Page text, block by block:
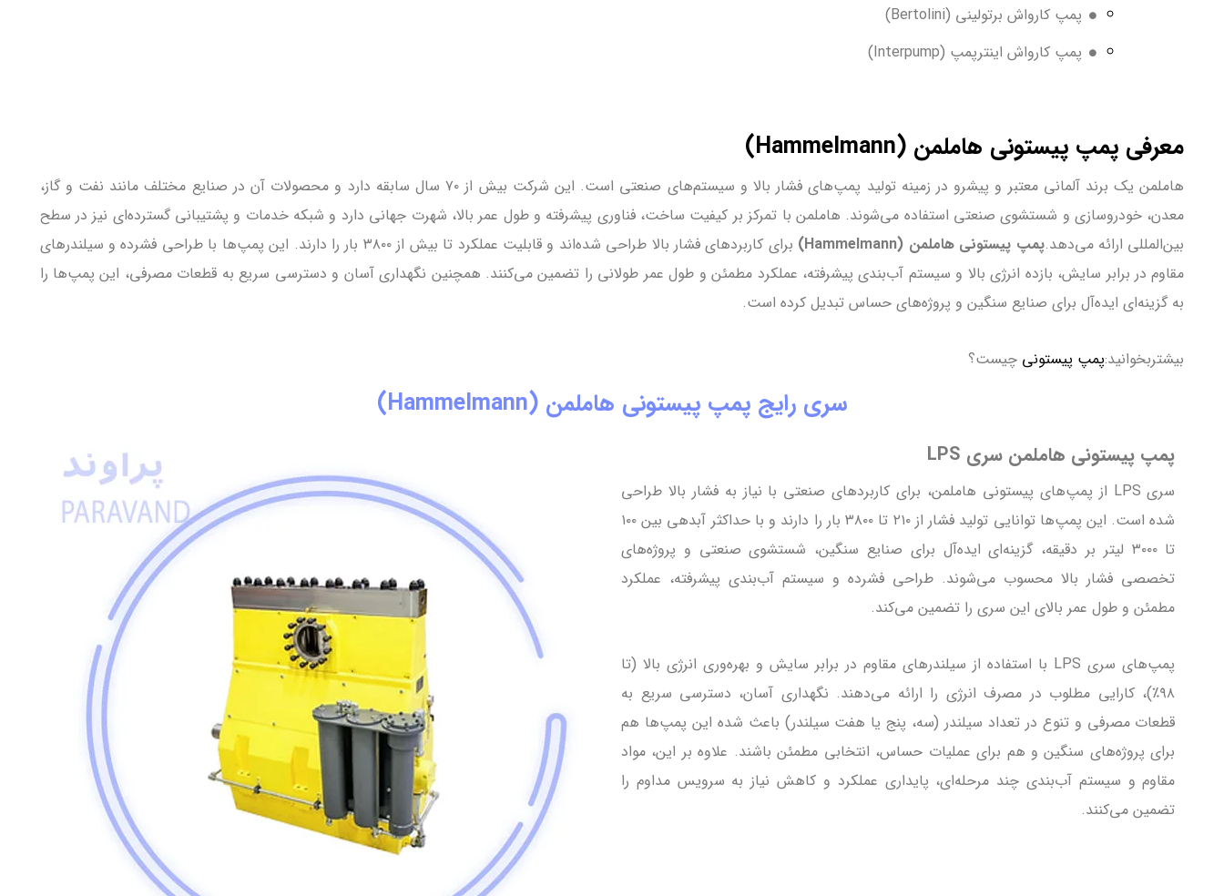
پمپ کارواش برتولینی (Bertolini)
پمپ کارواش اینترپمپ (Interpump)
معرفی پمپ پیستونی هاملمن (Hammelmann)
هاملمن یک برند آلمانی معتبر و پیشرو در زمینه تولید پمپ‌های فشار بالا و سیستم‌های صنعتی است. این شرکت بیش از ۷۰ سال سابقه دارد و محصولات آن در صنایع مختلف مانند نفت و گاز،
معدن، خودروسازی و شستشوی صنعتی استفاده می‌شوند. هاملمن با تمرکز بر کیفیت ساخت، فناوری پیشرفته و طول عمر بالا، شهرت جهانی دارد و شبکه خدمات و پشتیبانی گسترده‌ای نیز در سطح
بین‌المللی ارائه می‌دهد.پمپ پیستونی هاملمن (Hammelmann)
برای کاربردهای فشار بالا طراحی شده‌اند و قابلیت عملکرد تا بیش از ۳۸۰۰ بار را دارند. این پمپ‌ها با طراحی فشرده و سیلندرهای
مقاوم در برابر سایش، بازده انرژی بالا و سیستم آب‌بندی پیشرفته، عملکرد مطمئن و طول عمر طولانی را تضمین می‌کنند. همچنین نگهداری آسان و دسترسی سریع به قطعات مصرفی، این پمپ‌ها را
به گزینه‌ای ایده‌آل برای صنایع سنگین و پروژه‌های حساس تبدیل کرده است.
بیشتربخوانید:پمپ پیستونی چیست؟
سری رایج پمپ پیستونی هاملمن (Hammelmann)
پمپ پیستونی هاملمن سری LPS
سری LPS از پمپ‌های پیستونی هاملمن، برای کاربردهای صنعتی با نیاز به فشار بالا طراحی
شده است. این پمپ‌ها توانایی تولید فشار از ۲۱۰ تا ۳۸۰۰ بار را دارند و با حداکثر آبدهی بین ۱۰۰
تا ۳۰۰۰ لیتر بر دقیقه، گزینه‌ای ایده‌آل برای صنایع سنگین، شستشوی صنعتی و پروژه‌های
تخصصی فشار بالا محسوب می‌شوند. طراحی فشرده و سیستم آب‌بندی پیشرفته، عملکرد
مطمئن و طول عمر بالای این سری را تضمین می‌کند.
پمپ‌های سری LPS با استفاده از سیلندرهای مقاوم در برابر سایش و بهره‌وری انرژی بالا (تا
۹۸٪)، کارایی مطلوب در مصرف انرژی را ارائه می‌دهند. نگهداری آسان، دسترسی سریع به
قطعات مصرفی و تنوع در تعداد سیلندر (سه، پنج یا هفت سیلندر) باعث شده این پمپ‌ها هم
برای پروژه‌های سنگین و هم برای عملیات حساس، انتخابی مطمئن باشند. علاوه بر این، مواد
مقاوم و سیستم آب‌بندی چند مرحله‌ای، پایداری عملکرد و کاهش نیاز به سرویس مداوم را
تضمین می‌کنند.